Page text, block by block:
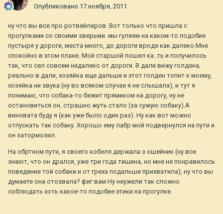
Опубликовано 17 ноября, 2011
ну что вы все про ротвейлеров. Вот только что пришла с
прогулками со своими зверьми. мы гуляем на каком-то подобие
пустыря у дороги, места много, до дороги вроде как далеко.Мне
спокойно в этом плане. Мой старшой пошел ка..ть и получилось
так, что сел совсем недалеко от дороги. В дали вижу голдена,
реально в дали, хозяйка еще дальше и этот голден топит к моему,
хозяйка ни звука (ну во всяком случае я не слышала), и тут я
понимаю, что собака-то бежит прямиком на дорогу, ну не
остановиться он, страшно жуть стало (за сужую собаку).А
виновата буду я (как уже было один раз). Ну как вот можно
отпускать так собаку. Хорошо ему лабр мой подвернулся на пути и
он затормозил.
На обртном пути, я своего кобеля держала з ошейник (ну все
знают, что он дрался, уже три года тишина, но мне не понравилось
поведение той собаки и от греха подальше прихватила), ну что вы
думаете она отозвала? фиг вам.Ну неужели так сложно
соблюдать хоть какое-то подобие этики на прогулке.